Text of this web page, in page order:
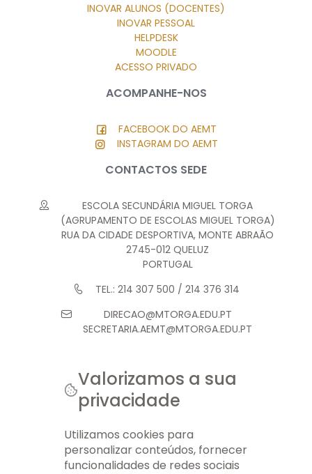
INOVAR ALUNOS (DOCENTES)
INOVAR PESSOAL
HELPDESK
MOODLE
ACESSO PRIVADO
ACOMPANHE-NOS
FACEBOOK DO AEMT
INSTAGRAM DO AEMT
CONTACTOS SEDE
ESCOLA SECUNDÁRIA MIGUEL TORGA
(AGRUPAMENTO DE ESCOLAS MIGUEL TORGA)
RUA DA CIDADE DESPORTIVA, MONTE ABRAÃO
2745-012 QUELUZ
PORTUGAL
TEL.: 214 307 500 / 214 376 314
DIRECAO@MTORGA.EDU.PT
SECRETARIA.AEMT@MTORGA.EDU.PT
© 2026 AEMT. TODOS OS DIREITOS RESERVADOS.
Valorizamos a sua
privacidade
Utilizamos cookies para
personalizar conteúdos, fornecer
funcionalidades de redes sociais